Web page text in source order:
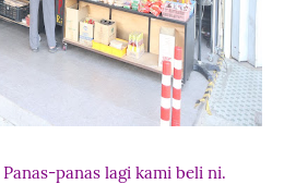
panas lagi kami beli ni.